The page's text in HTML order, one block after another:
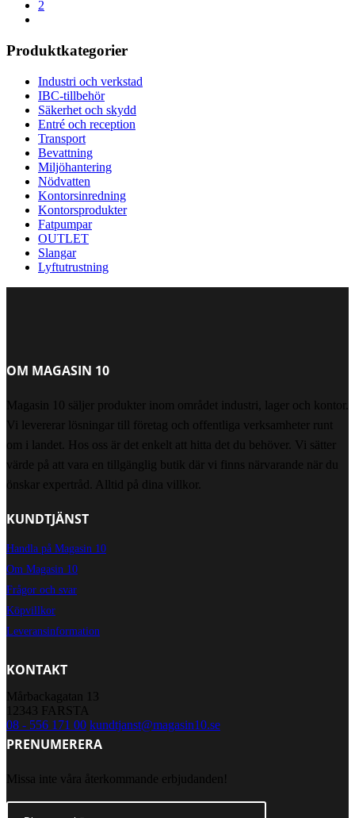
2
Produktkategorier
Industri och verkstad
IBC-tillbehör
Säkerhet och skydd
Entré och reception
Transport
Bevattning
Miljöhantering
Nödvatten
Kontorsinredning
Kontorsprodukter
Fatpumpar
OUTLET
Slangar
Lyftutrustning
OM MAGASIN 10
Magasin 10 säljer produkter inom området industri, lager och kontor.
Vi levererar lösningar till företag och offentliga verksamheter runt
om i landet. Hos oss är det enkelt att hitta det du behöver. Vi sätter
värde på att vara en tillgänglig butik där vi finns närvarande när du
önskar expertråd. Alltid på dina villkor.
KUNDTJÄNST
Handla på Magasin 10
Om Magasin 10
Frågor och svar
Köpvillkor
Leveransinformation
KONTAKT
Mårbackagatan 13
12343 FARSTA
08 - 556 171 00 kundtjanst@magasin10.se
PRENUMERERA
Missa inte våra återkommande erbjudanden!